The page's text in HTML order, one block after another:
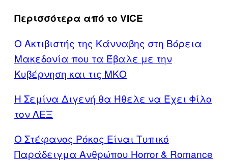
Περισσότερα από το VICE
Ο Ακτιβιστής της Κάνναβης στη Βόρεια
Μακεδονία που τα Έβαλε με την
Κυβέρνηση και τις ΜΚΟ
Η Σεμίνα Διγενή θα Ήθελε να Έχει Φίλο
τον ΛΕΞ
Ο Στέφανος Ρόκος Είναι Τυπικό
Παράδειγμα Ανθρώπου Horror & Romance